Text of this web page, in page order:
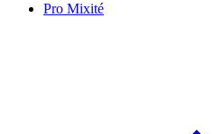
Pro Mixité